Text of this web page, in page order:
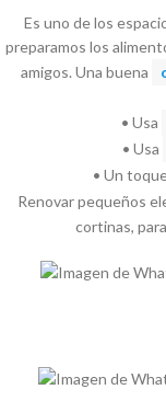
Es uno de los
preparamos los
amigos. Una buena
• Usa
• Usa
• Un
Renovar pequeños
cortinas,